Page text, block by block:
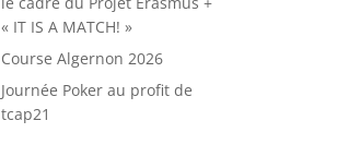
« IT IS A MATCH! »
Course Algernon 2026
Journée Poker au profit de
tcap21